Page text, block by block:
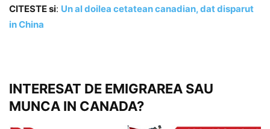
CITESTE si: Un al doilea cetatean canadian, dat disparut
in China
INTERESAT DE EMIGRAREA SAU
MUNCA IN CANADA?